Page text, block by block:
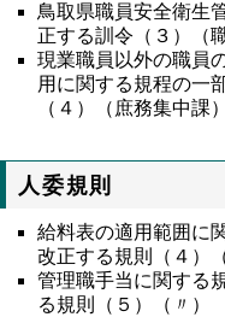
鳥取県職員安全衛生
正する訓令（３）（
現業職員以外の職員
用に関する規程の一
（４）（庶務集中課）
人委規則
給料表の適用範囲に
改正する規則（４）
管理職手当に関する
る規則（５）（〃）